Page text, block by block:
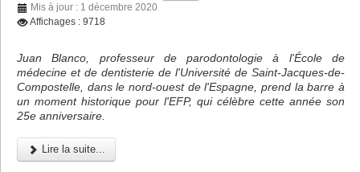
Mis à jour : 1 décembre 2020
Affichages : 9718
Juan Blanco, professeur de parodontologie à l'École de
médecine et de dentisterie de l'Université de Saint-Jacques-de-
Compostelle, dans le nord-ouest de l'Espagne, prend la barre à
un moment historique pour l'EFP, qui célèbre cette année son
25e anniversaire.
Lire la suite...